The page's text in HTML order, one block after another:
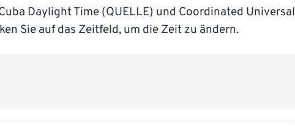
Daylight Time (QUELLE) und Coordinated Universal
Sie auf das Zeitfeld, um die Zeit zu ändern.